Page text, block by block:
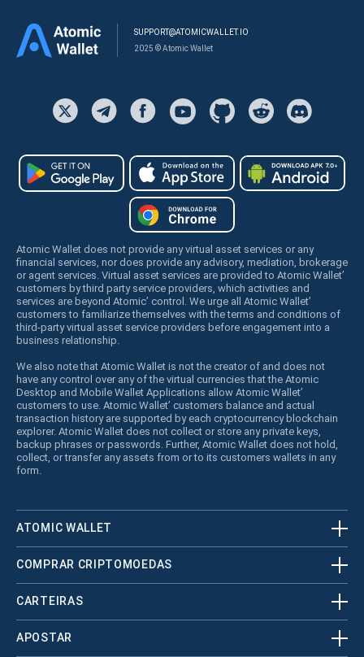
SUPPORT@ATOMICWALLET.IO
2025 © Atomic Wallet
Atomic Wallet does not provide any virtual asset services or any
financial services, nor does provide any advisory, mediation, brokerage
or agent services. Virtual asset services are provided to Atomic Wallet’
customers by third party service providers, which activities and
services are beyond Atomic’ control. We urge all Atomic Wallet’
customers to familiarize themselves with the terms and conditions of
third-party virtual asset service providers before engagement into a
business relationship.
We also note that Atomic Wallet is not the creator of and does not
have any control over any of the virtual currencies that the Atomic
Desktop and Mobile Wallet Applications allow Atomic Wallet’
customers to use. Atomic Wallet’ customers balance and actual
transaction history are supported by each cryptocurrency blockchain
explorer. Atomic Wallet does not collect or store any private keys,
backup phrases or passwords. Further, Atomic Wallet does not hold,
collect, or transfer any assets from or to its customers wallets in any
form.
ATOMIC WALLET
COMPRAR CRIPTOMOEDAS
CARTEIRAS
APOSTAR